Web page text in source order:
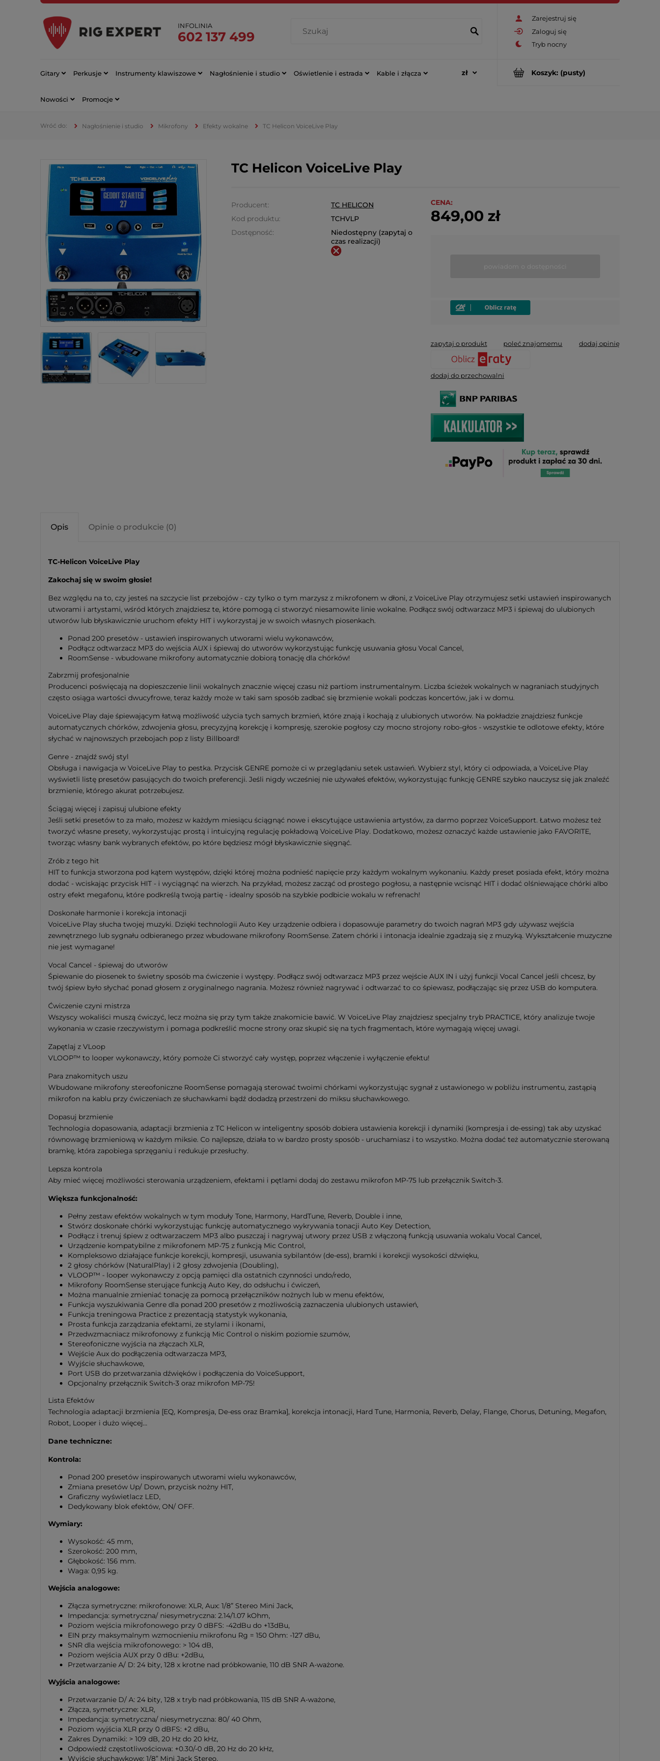
Zarejestruj się
Zaloguj się
INFOLINIA
602 137 499
Koszyk: (pusty)
Gitary Perkusje Instrumenty klawiszowe Nagłośnienie i studio Oświetlenie i estrada Kable i złącza
Nowości Promocje
Nagłośnienie i studio Mikrofony Efekty wokalne TC Helicon VoiceLive Play
TC Helicon VoiceLive Play
Producent:
TC HELICON
Kod produktu:
TCHVLP
Dostępność:
Niedostępny (zapytaj o
czas realizacji)
CENA:
849,00 zł
zapytaj o produkt poleć znajomemu dodaj opinię
dodaj do przechowalni
Opis Opinie o produkcie (0)
TC-Helicon VoiceLive Play
Zakochaj się w swoim głosie!
Bez względu na to, czy jesteś na szczycie list przebojów - czy tylko o tym marzysz z mikrofonem w dłoni, z VoiceLive Play otrzymujesz setki ustawień inspirowanych
utworami i artystami, wśród których znajdziesz te, które pomogą ci stworzyć niesamowite linie wokalne. Podłącz swój odtwarzacz MP3 i śpiewaj do ulubionych
utworów lub błyskawicznie uruchom efekty HIT i wykorzystaj je w swoich własnych piosenkach.
Ponad 200 presetów - ustawień inspirowanych utworami wielu wykonawców,
Podłącz odtwarzacz MP3 do wejścia AUX i śpiewaj do utworów wykorzystując funkcję usuwania głosu Vocal Cancel,
RoomSense - wbudowane mikrofony automatycznie dobiorą tonację dla chórków!
Zabrzmij profesjonalnie
Producenci poświęcają na dopieszczenie linii wokalnych znacznie więcej czasu niż partiom instrumentalnym. Liczba ścieżek wokalnych w nagraniach studyjnych
często osiąga wartości dwucyfrowe, teraz każdy może w taki sam sposób zadbać się brzmienie wokali podczas koncertów, jak i w domu.
VoiceLive Play daje śpiewającym łatwą możliwość użycia tych samych brzmień, które znają i kochają z ulubionych utworów. Na pokładzie znajdziesz funkcje
automatycznych chórków, zdwojenia głosu, precyzyjną korekcję i kompresję, szerokie pogłosy czy mocno strojony robo-głos - wszystkie te odlotowe efekty, które
słychać w najnowszych przebojach pop z listy Billboard!
Genre - znajdź swój styl
Obsługa i nawigacja w VoiceLive Play to pestka. Przycisk GENRE pomoże ci w przeglądaniu setek ustawień. Wybierz styl, który ci odpowiada, a VoiceLive Play
wyświetli listę presetów pasujących do twoich preferencji. Jeśli nigdy wcześniej nie używałeś efektów, wykorzystując funkcję GENRE szybko nauczysz się jak znaleźć
brzmienie, którego akurat potrzebujesz.
Ściągaj więcej i zapisuj ulubione efekty
Jeśli setki presetów to za mało, możesz w każdym miesiącu ściągnąć nowe i ekscytujące ustawienia artystów, za darmo poprzez VoiceSupport. Łatwo możesz też
tworzyć własne presety, wykorzystując prostą i intuicyjną regulację pokładową VoiceLive Play. Dodatkowo, możesz oznaczyć każde ustawienie jako FAVORITE,
tworząc własny bank wybranych efektów, po które będziesz mógł błyskawicznie sięgnąć.
Zrób z tego hit
HIT to funkcja stworzona pod kątem występów, dzięki której można podnieść napięcie przy każdym wokalnym wykonaniu. Każdy preset posiada efekt, który można
dodać - wciskając przycisk HIT - i wyciągnąć na wierzch. Na przykład, możesz zacząć od prostego pogłosu, a następnie wcisnąć HIT i dodać olśniewające chórki albo
ostry efekt megafonu, które podkreślą twoją partię - idealny sposób na szybkie podbicie wokalu w refrenach!
Doskonałe harmonie i korekcja intonacji
VoiceLive Play słucha twojej muzyki. Dzięki technologii Auto Key urządzenie odbiera i dopasowuje parametry do twoich nagrań MP3 gdy używasz wejścia
zewnętrznego lub sygnału odbieranego przez wbudowane mikrofony RoomSense. Zatem chórki i intonacja idealnie zgadzają się z muzyką. Wykształcenie muzyczne
nie jest wymagane!
Vocal Cancel - śpiewaj do utworów
Śpiewanie do piosenek to świetny sposób ma ćwiczenie i występy. Podłącz swój odtwarzacz MP3 przez wejście AUX IN i użyj funkcji Vocal Cancel jeśli chcesz, by
twój śpiew było słychać ponad głosem z oryginalnego nagrania. Możesz również nagrywać i odtwarzać to co śpiewasz, podłączając się przez USB do komputera.
Ćwiczenie czyni mistrza
Wszyscy wokaliści muszą ćwiczyć, lecz można się przy tym także znakomicie bawić. W VoiceLive Play znajdziesz specjalny tryb PRACTICE, który analizuje twoje
wykonania w czasie rzeczywistym i pomaga podkreślić mocne strony oraz skupić się na tych fragmentach, które wymagają więcej uwagi.
Zapętlaj z VLoop
VLOOP™ to looper wykonawczy, który pomoże Ci stworzyć cały występ, poprzez włączenie i wyłączenie efektu!
Para znakomitych uszu
Wbudowane mikrofony stereofoniczne RoomSense pomagają sterować twoimi chórkami wykorzystując sygnał z ustawionego w pobliżu instrumentu, zastąpią
mikrofon na kablu przy ćwiczeniach ze słuchawkami bądź dodadzą przestrzeni do miksu słuchawkowego.
Dopasuj brzmienie
Technologia dopasowania, adaptacji brzmienia z TC Helicon w inteligentny sposób dobiera ustawienia korekcji i dynamiki (kompresja i de-essing) tak aby uzyskać
równowagę brzmieniową w każdym miksie. Co najlepsze, działa to w bardzo prosty sposób - uruchamiasz i to wszystko. Można dodać też automatycznie sterowaną
bramkę, która zapobiega sprzęganiu i redukuje przesłuchy.
Lepsza kontrola
Aby mieć więcej możliwości sterowania urządzeniem, efektami i pętlami dodaj do zestawu mikrofon MP-75 lub przełącznik Switch-3.
Większa funkcjonalność:
Pełny zestaw efektów wokalnych w tym moduły Tone, Harmony, HardTune, Reverb, Double i inne,
Stwórz doskonałe chórki wykorzystując funkcję automatycznego wykrywania tonacji Auto Key Detection,
Podłącz i trenuj śpiew z odtwarzaczem MP3 albo puszczaj i nagrywaj utwory przez USB z włączoną funkcją usuwania wokalu Vocal Cancel,
Urządzenie kompatybilne z mikrofonem MP-75 z funkcją Mic Control,
Kompleksowo działające funkcje korekcji, kompresji, usuwania sybilantów (de-ess), bramki i korekcji wysokości dźwięku,
2 głosy chórków (NaturalPlay) i 2 głosy zdwojenia (Doubling),
VLOOP™ - looper wykonawczy z opcją pamięci dla ostatnich czynności undo/redo,
Mikrofony RoomSense sterujące funkcją Auto Key, do odsłuchu i ćwiczeń,
Można manualnie zmieniać tonację za pomocą przełączników nożnych lub w menu efektów,
Funkcja wyszukiwania Genre dla ponad 200 presetów z możliwością zaznaczenia ulubionych ustawień,
Funkcja treningowa Practice z prezentacją statystyk wykonania,
Prosta funkcja zarządzania efektami, ze stylami i ikonami,
Przedwzmacniacz mikrofonowy z funkcją Mic Control o niskim poziomie szumów,
Stereofoniczne wyjścia na złączach XLR,
Wejście Aux do podłączenia odtwarzacza MP3,
Wyjście słuchawkowe,
Port USB do przetwarzania dźwięków i podłączenia do VoiceSupport,
Opcjonalny przełącznik Switch-3 oraz mikrofon MP-75!
Lista Efektów
Technologia adaptacji brzmienia [EQ, Kompresja, De-ess oraz Bramka], korekcja intonacji, Hard Tune, Harmonia, Reverb, Delay, Flange, Chorus, Detuning, Megafon,
Robot, Looper i dużo więcej...
Dane techniczne:
Kontrola:
Ponad 200 presetów inspirowanych utworami wielu wykonawców,
Zmiana presetów Up/ Down, przycisk nożny HIT,
Graficzny wyświetlacz LED,
Dedykowany blok efektów, ON/ OFF.
Wymiary:
Wysokość: 45 mm,
Szerokość: 200 mm,
Głębokość: 156 mm.
Waga: 0,95 kg.
Wejścia analogowe:
Złącza symetryczne: mikrofonowe: XLR, Aux: 1/8” Stereo Mini Jack,
Impedancja: symetryczna/ niesymetryczna: 2.14/1.07 kOhm,
Poziom wejścia mikrofonowego przy 0 dBFS: -42dBu do +13dBu,
EIN przy maksymalnym wzmocnieniu mikrofonu Rg = 150 Ohm: -127 dBu,
SNR dla wejścia mikrofonowego: > 104 dB,
Poziom wejścia AUX przy 0 dBu: +2dBu,
Przetwarzanie A/ D: 24 bity, 128 x krotne nad próbkowanie, 110 dB SNR A-ważone.
Wyjścia analogowe:
Przetwarzanie D/ A: 24 bity, 128 x tryb nad próbkowania, 115 dB SNR A-ważone,
Złącza, symetryczne: XLR,
Impedancja: symetryczna/ niesymetryczna: 80/ 40 Ohm,
Poziom wyjścia XLR przy 0 dBFS: +2 dBu,
Zakres Dynamiki: > 109 dB, 20 Hz do 20 kHz,
Odpowiedź częstotliwościowa: +0.30/-0 dB, 20 Hz do 20 kHz,
Wyjście słuchawkowe: 1/8” Mini Jack Stereo.